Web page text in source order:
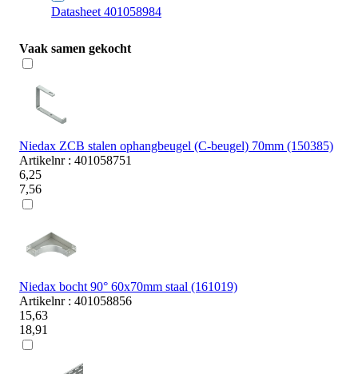
Datasheet 401058984
Vaak samen gekocht
Niedax ZCB stalen ophangbeugel (C-beugel) 70mm (150385)
Artikelnr : 401058751
6,25
7,56
Niedax bocht 90° 60x70mm staal (161019)
Artikelnr : 401058856
15,63
18,91